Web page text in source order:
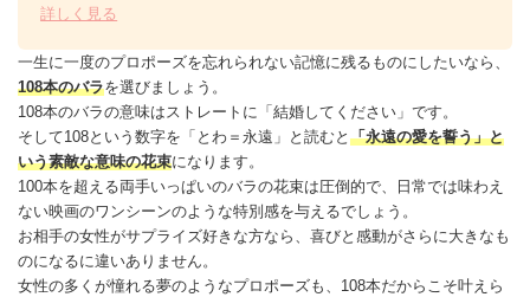
詳しく見る
一生に一度のプロポーズを忘れられない記憶に残るものにしたいなら、
108本のバラを選びましょう。
108本のバラの意味はストレートに「結婚してください」です。
そして108という数字を「とわ＝永遠」と読むと 「永遠の愛を誓う」と
いう素敵な意味の花束になります。
100本を超える両手いっぱいのバラの花束は圧倒的で、日常では味わえ
ない映画のワンシーンのような特別感を与えるでしょう。
お相手の女性がサプライズ好きな方なら、喜びと感動がさらに大きなも
のになるに違いありません。
女性の多くが憧れる夢のようなプロポーズも、108本だからこそ叶えら